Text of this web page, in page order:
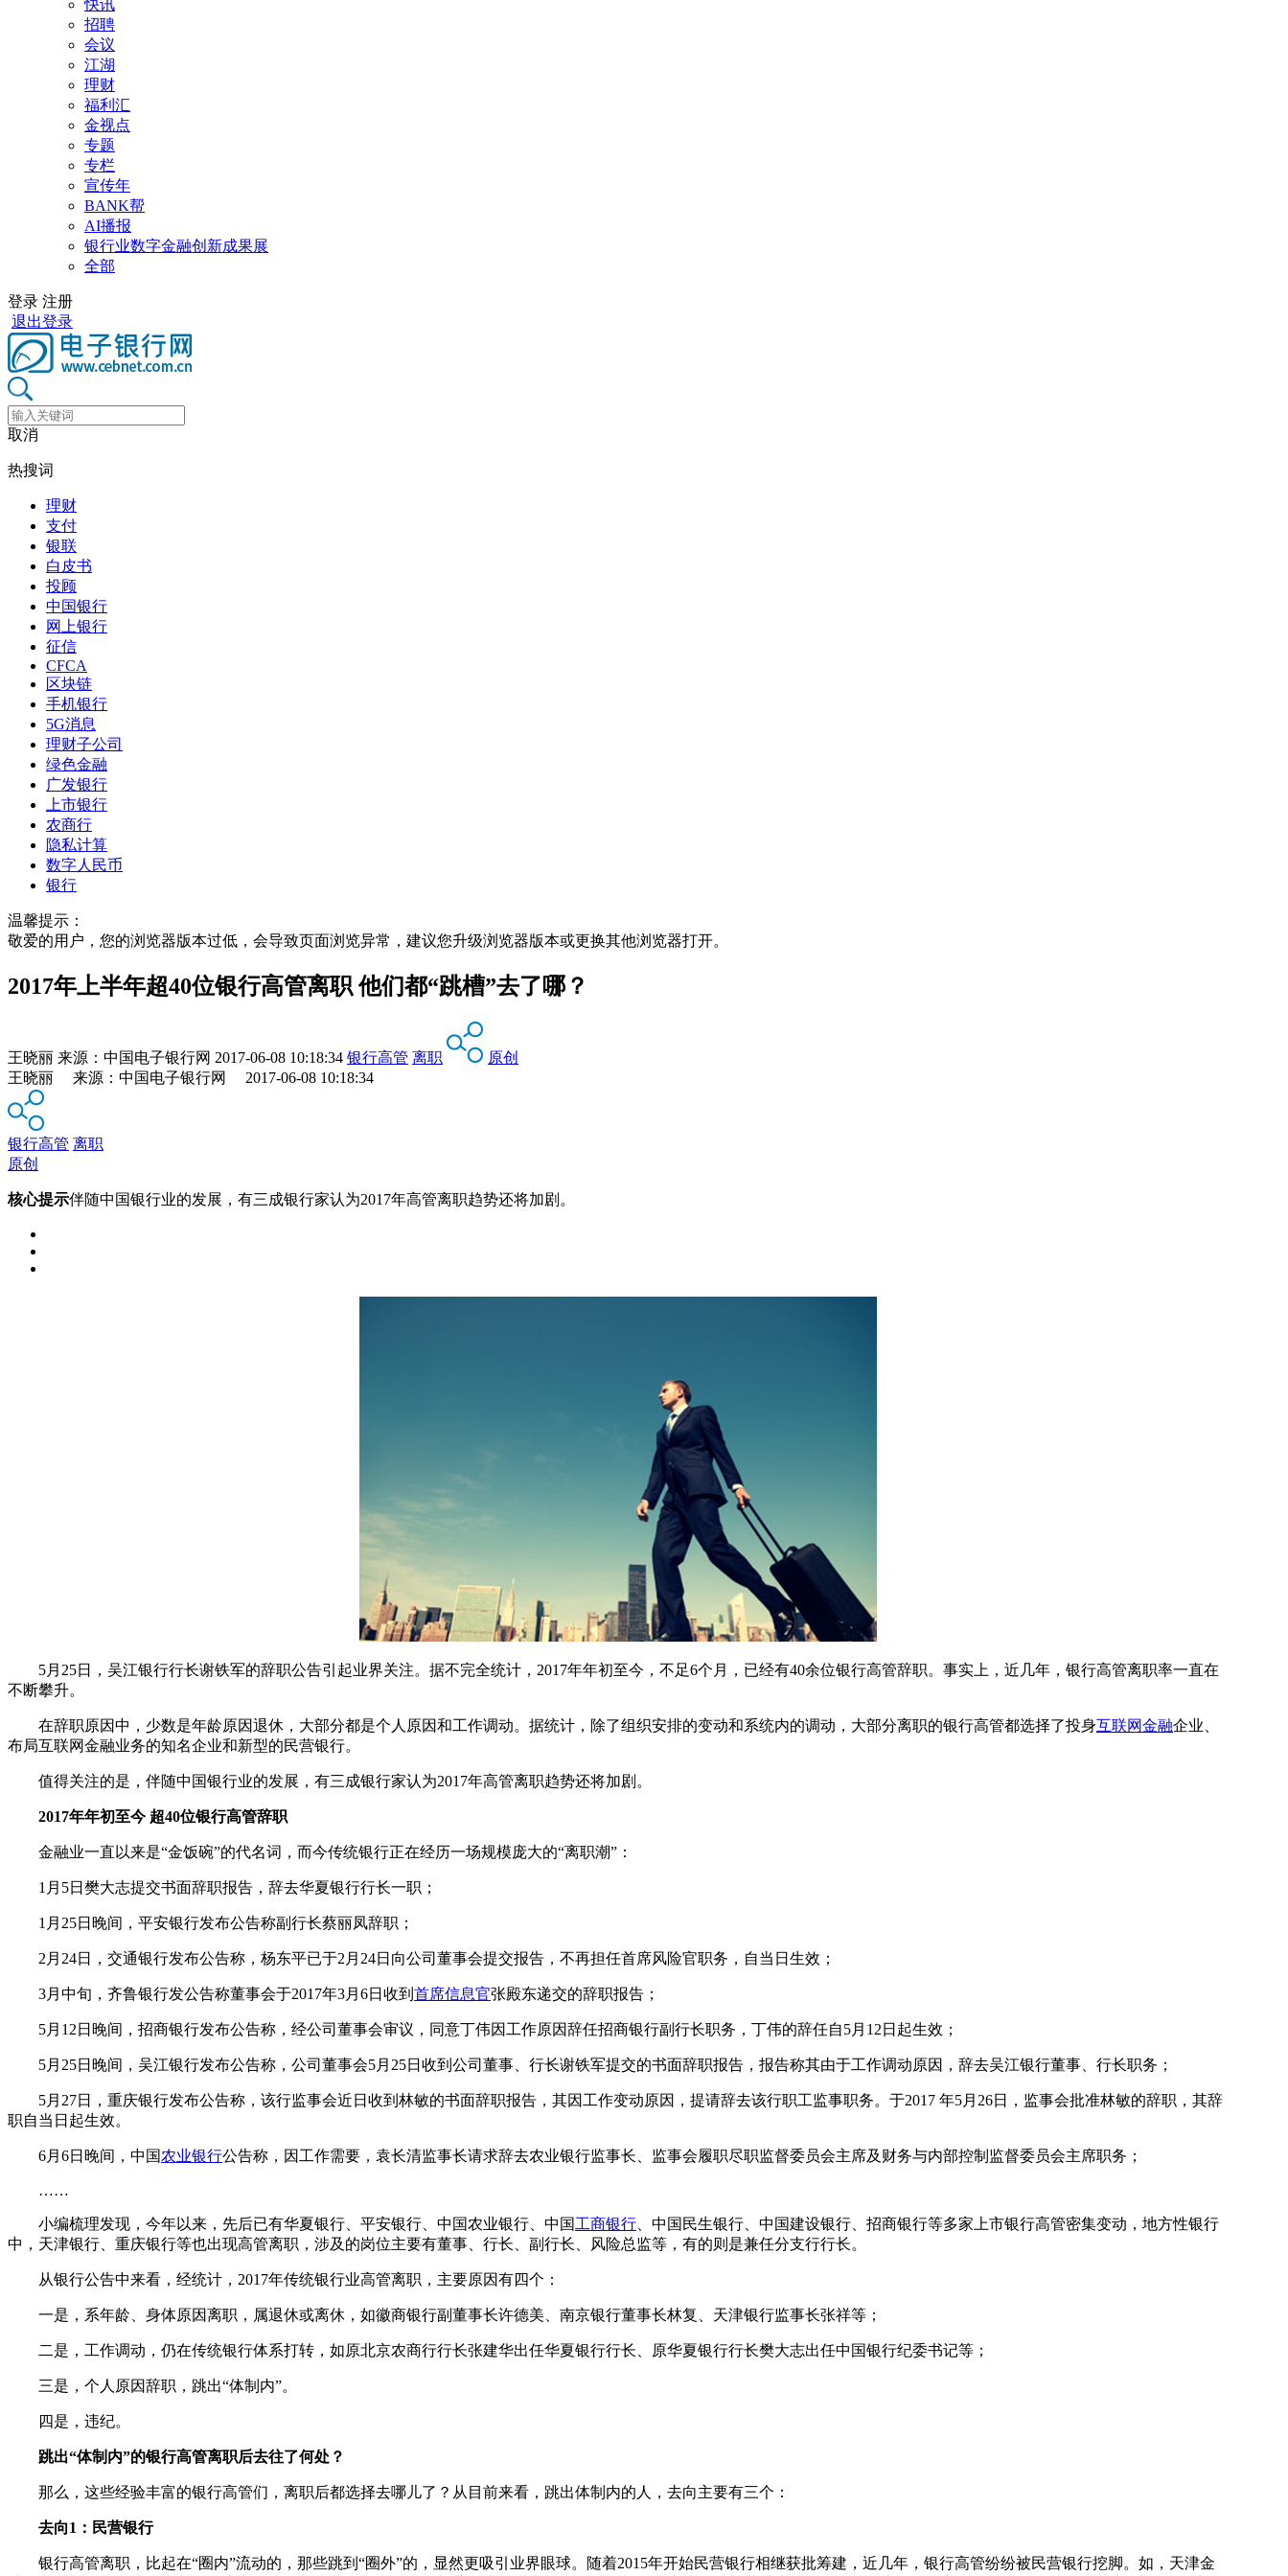
快讯
招聘
会议
江湖
理财
福利汇
金视点
专题
专栏
宣传年
BANK帮
AI播报
银行业数字金融创新成果展
全部
登录 注册
退出登录
取消
热搜词
理财
支付
银联
白皮书
投顾
中国银行
网上银行
征信
CFCA
区块链
手机银行
5G消息
理财子公司
绿色金融
广发银行
上市银行
农商行
隐私计算
数字人民币
银行
温馨提示：
敬爱的用户，您的浏览器版本过低，会导致页面浏览异常，建议您升级浏览器版本或更换其他浏览器打开。
2017年上半年超40位银行高管离职 他们都“跳槽”去了哪？
王晓丽 来源： 中国电子银行网 2017-06-08 10:18:34 银行高管 离职
原创
王晓丽 来源：中国电子银行网 2017-06-08 10:18:34
银行高管 离职
原创
核心提示伴随中国银行业的发展，有三成银行家认为2017年高管离职趋势还将加剧。
5月25日，吴江银行行长谢铁军的辞职公告引起业界关注。据不完全统计，2017年年初至今，不足6个月，已经有40余位银行高管辞职。事实上，近几年，银行高管离职率一直在
不断攀升。
在辞职原因中，少数是年龄原因退休，大部分都是个人原因和工作调动。据统计，除了组织安排的变动和系统内的调动，大部分离职的银行高管都选择了投身互联网金融企业、
布局互联网金融业务的知名企业和新型的民营银行。
值得关注的是，伴随中国银行业的发展，有三成银行家认为2017年高管离职趋势还将加剧。
2017年年初至今 超40位银行高管辞职
金融业一直以来是“金饭碗”的代名词，而今传统银行正在经历一场规模庞大的“离职潮”：
1月5日樊大志提交书面辞职报告，辞去华夏银行行长一职；
1月25日晚间，平安银行发布公告称副行长蔡丽凤辞职；
2月24日，交通银行发布公告称，杨东平已于2月24日向公司董事会提交报告，不再担任首席风险官职务，自当日生效；
3月中旬，齐鲁银行发公告称董事会于2017年3月6日收到 首席信息官张殿东递交的辞职报告；
5月12日晚间，招商银行发布公告称，经公司董事会审议，同意丁伟因工作原因辞任招商银行副行长职务，丁伟的辞任自5月12日起生效；
5月25日晚间，吴江银行发布公告称，公司董事会5月25日收到公司董事、行长谢铁军提交的书面辞职报告，报告称其由于工作调动原因，辞去吴江银行董事、行长职务；
5月27日，重庆银行发布公告称，该行监事会近日收到林敏的书面辞职报告，其因工作变动原因，提请辞去该行职工监事职务。于2017 年5月26日，监事会批准林敏的辞职，其辞
职自当日起生效。
6月6日晚间，中国农业银行公告称，因工作需要，袁长清监事长请求辞去农业银行监事长、监事会履职尽职监督委员会主席及财务与内部控制监督委员会主席职务；
……
小编梳理发现，今年以来，先后已有华夏银行、平安银行、中国农业银行、中国工商银行 、中国民生银行、中国建设银行、招商银行等多家上市银行高管密集变动，地方性银行
中，天津银行、重庆银行等也出现高管离职，涉及的岗位主要有董事、行长、副行长、风险总监等，有的则是兼任分支行行长。
从银行公告中来看，经统计，2017年传统银行业高管离职，主要原因有四个：
一是，系年龄、身体原因离职，属退休或离休，如徽商银行副董事长许德美、南京银行董事长林复、天津银行监事长张祥等；
二是，工作调动，仍在传统银行体系打转，如原北京农商行行长张建华出任华夏银行行长、原华夏银行行长樊大志出任中国银行纪委书记等；
三是，个人原因辞职，跳出“体制内”。
四是，违纪。
跳出“体制内”的银行高管离职后去往了何处？
那么，这些经验丰富的银行高管们，离职后都选择去哪儿了？从目前来看，跳出体制内的人，去向主要有三个：
去向1：民营银行
银行高管离职，比起在“圈内”流动的，那些跳到“圈外”的，显然更吸引业界眼球。随着2015年开始民营银行相继获批筹建，近几年，银行高管纷纷被民营银行挖脚。如，天津金